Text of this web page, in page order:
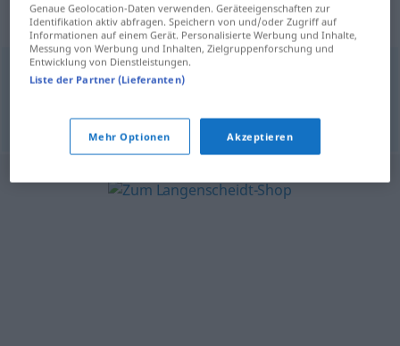
Synonyme für "Gewitter"
Unwetter,Donnerwetter (ugs.)
© OpenThesaurus.de
Genaue Geolocation-Daten verwenden. Geräteeigenschaften zur
Identifikation aktiv abfragen. Speichern von und/oder Zugriff auf
Informationen auf einem Gerät. Personalisierte Werbung und Inhalte,
Messung von Werbung und Inhalten, Zielgruppenforschung und
Entwicklung von Dienstleistungen.
Liste der Partner (Lieferanten)
Mehr Optionen Akzeptieren